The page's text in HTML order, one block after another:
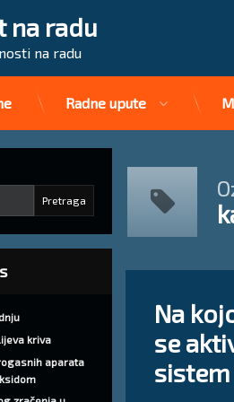
na radu
na radu
Radne upute
Na
se
sistem
kako se aktivira
sprinkler sistem
Pretraga
kriva
aparata